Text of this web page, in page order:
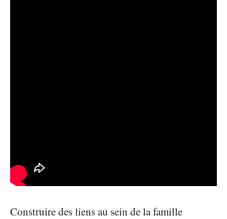
Construire des liens au sein de la famille